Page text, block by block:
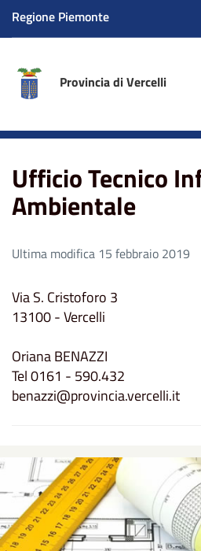
Regione Piemonte
Provincia di Vercelli
Ufficio Tecnico
Ambientale
Ultima modifica 15 febbraio 2019
Via S. Cristoforo 3
13100 - Vercelli
Oriana BENAZZI
Tel 0161 - 590.432
benazzi@provincia.vercelli.it